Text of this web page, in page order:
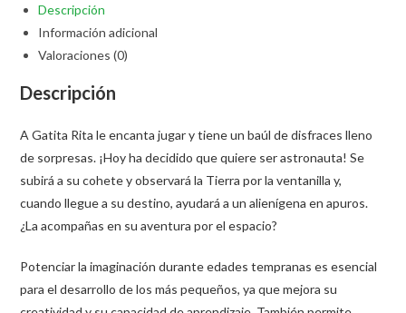
Descripción
Información adicional
Valoraciones (0)
Descripción
A Gatita Rita le encanta jugar y tiene un baúl de disfraces lleno
de sorpresas. ¡Hoy ha decidido que quiere ser astronauta! Se
subirá a su cohete y observará la Tierra por la ventanilla y,
cuando llegue a su destino, ayudará a un alienígena en apuros.
¿La acompañas en su aventura por el espacio?
Potenciar la imaginación durante edades tempranas es esencial
para el desarrollo de los más pequeños, ya que mejora su